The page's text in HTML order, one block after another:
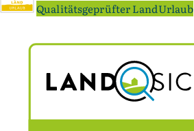
Qualitätsgeprüfter LandUrlaub